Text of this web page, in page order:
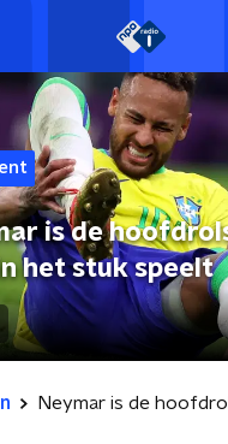
is de
het stuk speelt